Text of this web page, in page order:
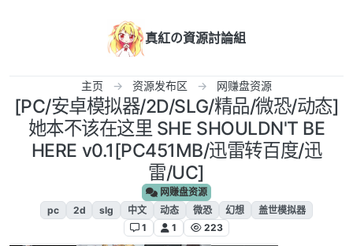
真紅の資源討論組
主页 资源发布区 网赚盘资源
[PC/安卓模拟器/2D/SLG/精品/微恐/动态]
她本不该在这里 SHE SHOULDN'T BE
HERE v0.1[PC451MB/迅雷转百度/迅
雷/UC]
网赚盘资源
pc
2d slg 中文 动态 微恐 幻想
盖世模拟器
1
1 223